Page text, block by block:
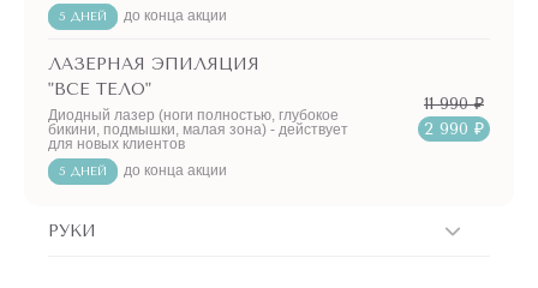
5 ДНЕЙ до конца акции
ЛАЗЕРНАЯ ЭПИЛЯЦИЯ
"ВСЕ ТЕЛО"
Диодный лазер (ноги полностью, глубокое
бикини, подмышки, малая зона) - действует
для новых клиентов
5 ДНЕЙ до конца акции
11 990 ₽
2 990 ₽
РУКИ